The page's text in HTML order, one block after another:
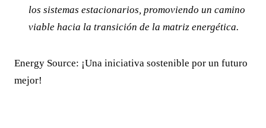
los sistemas estacionarios, promoviendo un camino
viable hacia la transición de la matriz energética.
Energy Source: ¡Una iniciativa sostenible por un futuro
mejor!